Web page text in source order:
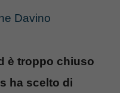
Davino
è troppo chiuso
ha scelto di